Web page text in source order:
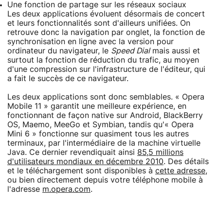
Une fonction de partage sur les réseaux sociaux
Les deux applications évoluent désormais de concert
et leurs fonctionnalités sont d'ailleurs unifiées. On
retrouve donc la navigation par onglet, la fonction de
synchronisation en ligne avec la version pour
ordinateur du navigateur, le Speed Dialmais aussi et
surtout la fonction de réduction du trafic, au moyen
d'une compression sur l'infrastructure de l'éditeur, qui
a fait le succès de ce navigateur.
Les deux applications sont donc semblables. « Opera
Mobile 11 » garantit une meilleure expérience, en
fonctionnant de façon native sur Android, BlackBerry
OS, Maemo, MeeGo et Symbian, tandis qu'« Opera
Mini 6 » fonctionne sur quasiment tous les autres
terminaux, par l'intermédiaire de la machine virtuelle
Java. Ce dernier revendiquait ainsi 85,5 millions
d'utilisateurs mondiaux en décembre 2010. Des détails
et le téléchargement sont disponibles à cette adresse,
ou bien directement depuis votre téléphone mobile à
l'adresse m.opera.com.